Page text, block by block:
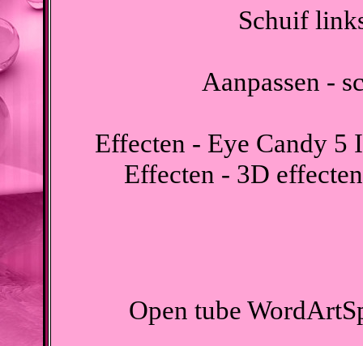
Schuif
Aanpassen -
Effecten - Eye Candy 5
Effecten - 3D
Open tube